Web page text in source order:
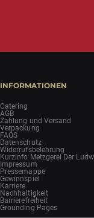
INFORMATIONEN
Catering
AGB
Zahlung und Versand
Verpackung
FAQS
Datenschutz
Widerrufsbelehrung
Kurzinfo Metzgerei Der
Impressum
Pressemappe
Gewinnspiel
Karriere
Nachhaltigkeit
Barrierefreiheit
Grounding Pages